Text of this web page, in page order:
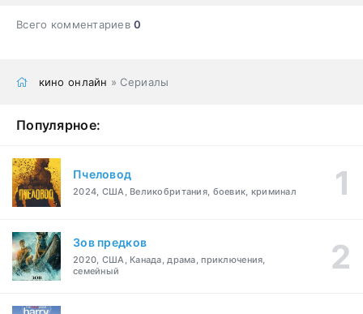
Всего комментариев0
кино онлайн » Сериалы
Популярное:
Пчеловод
2024, США, Великобритания, боевик, криминал
Зов предков
2020, США, Канада, драма, приключения,
семейный